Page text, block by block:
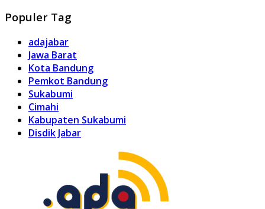
Populer Tag
adajabar
Jawa Barat
Kota Bandung
Pemkot Bandung
Sukabumi
Cimahi
Kabupaten Sukabumi
Disdik Jabar